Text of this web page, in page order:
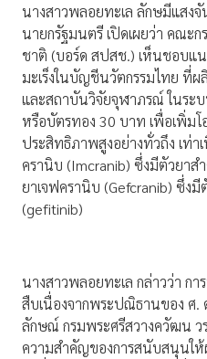
นางสาวพลอยทะเล ลักษมีแสง
นายกรัฐมนตรี เปิดเผยว่า คณะ
ชาติ (บอร์ด สปสช.) เห็นชอบแ
มะเร็งในบัญชีนวัตกรรมไทย ที่
และสถาบันวิจัยจุฬาภรณ์ ในร
หรือบัตรทอง 30 บาท เพื่อเพิ่มโ
ประสิทธิภาพสูงอย่างทั่วถึง เท่า
ครานิบ (Imcranib) ซึ่งมีตัวยา
ยาเจฟครานิบ (Gefcranib) ซึ่ง
(gefitinib)
นางสาวพลอยทะเล กล่าวว่า ก
สืบเนื่องจากพระปณิธานของ ศ.
ลักษณ์ กรมพระศรีสวางควัฒน ว
ความสำคัญของการสนับสนุนให้